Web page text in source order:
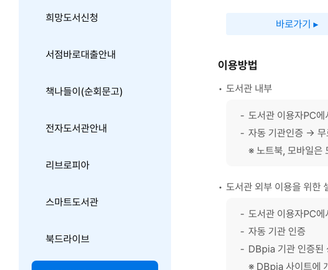
희망도서신청
서점바로대출안내
책나들이(순회문고)
전자도서관안내
리브로피아
스마트도서관
북드라이브
바로가기 ▸
이용방법
도서관 내부
도서관 이용자PC에
자동 기관인증 → 무
노트북, 모바일
도서관 외부 이용을 위한
도서관 이용자PC에
자동 기관 인증
DBpia 기관 인증된
DBpia 사이트에